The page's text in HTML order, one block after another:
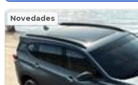
Novedades